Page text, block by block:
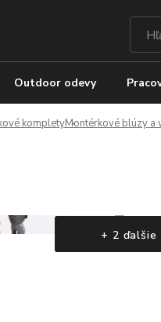
Outdoor odevy
kompletyMontérkové blúzy a
+ 2 ďalšie